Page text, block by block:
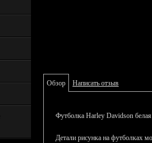
Обзор Написать отзыв
Футболка Harley Davidson
Детали рисунка на футболках